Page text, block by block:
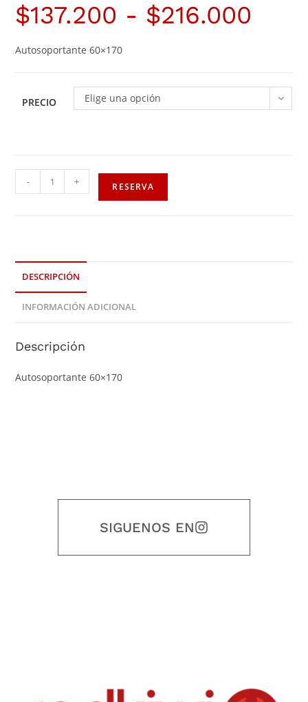
$137.200 - $216.000
Autosoportante 60×170
PRECIO Elige una opción
- + RESERVA
DESCRIPCIÓN
INFORMACIÓN ADICIONAL
Descripción
Autosoportante 60×170
SIGUENOS EN